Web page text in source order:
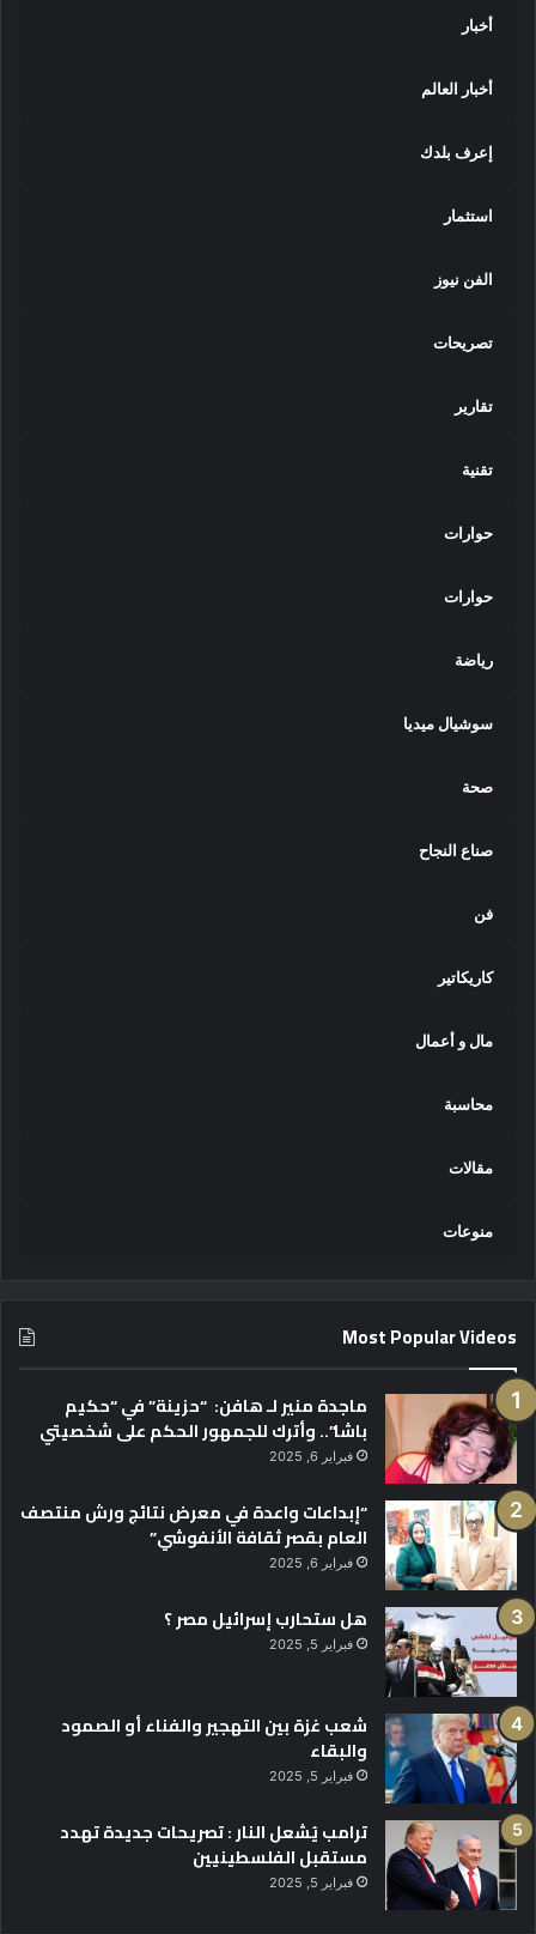
أخبار
أخبار العالم
إعرف بلدك
استثمار
الفن نيوز
تصريحات
تقارير
تقنية
حوارات
حوارات
رياضة
سوشيال ميديا
صحة
صناع النجاح
فن
كاريكاتير
مال و أعمال
محاسبة
مقالات
منوعات
Most Popular Videos
ماجدة منير لـ هافن: “حزينة” في “حكيم
باشا”.. وأترك للجمهور الحكم على شخصيتي
فبراير 6, 2025
“إبداعات واعدة في معرض نتائج ورش منتصف
العام بقصر ثقافة الأنفوشي”
فبراير 6, 2025
هل ستحارب إسرائيل مصر ؟
فبراير 5, 2025
شعب غزة بين التهجير والفناء أو الصمود
والبقاء
فبراير 5, 2025
ترامب يُشعل النار : تصريحات جديدة تهدد
مستقبل الفلسطينيين
فبراير 5, 2025